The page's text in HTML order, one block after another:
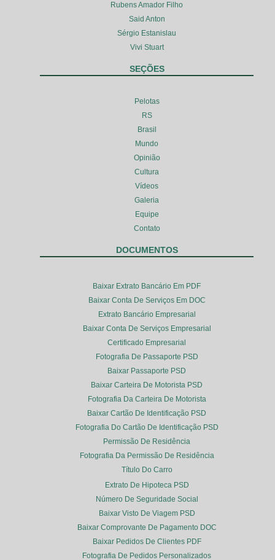
Rubens Amador Filho
Said Anton
Sérgio Estanislau
Vivi Stuart
SEÇÕES
Pelotas
RS
Brasil
Mundo
Opinião
Cultura
Vídeos
Galeria
Equipe
Contato
DOCUMENTOS
Baixar Extrato Bancário Em PDF
Baixar Conta De Serviços Em DOC
Extrato Bancário Empresarial
Baixar Conta De Serviços Empresarial
Certificado Empresarial
Fotografia De Passaporte PSD
Baixar Passaporte PSD
Baixar Carteira De Motorista PSD
Fotografia Da Carteira De Motorista
Baixar Cartão De Identificação PSD
Fotografia Do Cartão De Identificação PSD
Permissão De Residência
Fotografia Da Permissão De Residência
Título Do Carro
Extrato De Hipoteca PSD
Número De Seguridade Social
Baixar Visto De Viagem PSD
Baixar Comprovante De Pagamento DOC
Baixar Pedidos De Clientes PDF
Fotografia De Pedidos Personalizados